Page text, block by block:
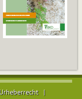
Urheberrecht